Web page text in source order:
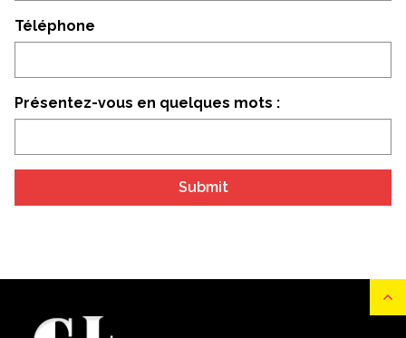
Téléphone
Présentez-vous en quelques mots :
Submit